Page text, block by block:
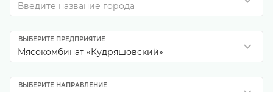
Введите название города
Мясокомбинат «Кудряшовский»
ВЫБЕРИТЕ ПРЕДПРИЯТИЕ
ВЫБЕРИТЕ НАПРАВЛЕНИЕ